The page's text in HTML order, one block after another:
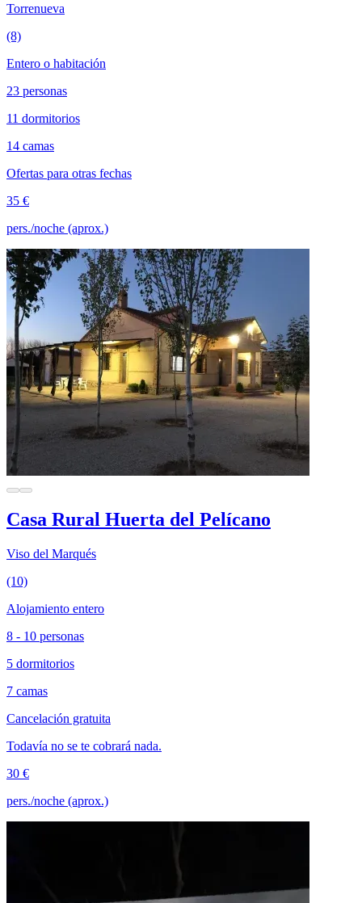
Torrenueva
(8)
Entero o habitación
23 personas
11 dormitorios
14 camas
Ofertas para otras fechas
35 €
pers./noche (aprox.)
Casa Rural Huerta del Pelícano
Viso del Marqués
(10)
Alojamiento entero
8 - 10 personas
5 dormitorios
7 camas
Cancelación gratuita
Todavía no se te cobrará nada.
30 €
pers./noche (aprox.)